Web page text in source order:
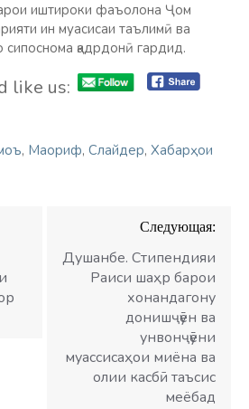
иштироки фаъолона Ҷом
ин муасисаи таълимӣ ва
қадрдонӣ гардид.
like us:
, Маориф, Слайдер, Хабарҳои
Следующая:
Душанбе. Стипендияи
Раиси шаҳр барои
хонандагону
донишҷӯён ва
унвонҷӯёни
муассисаҳои миёна ва
олии касбӣ таъсис
меёбад